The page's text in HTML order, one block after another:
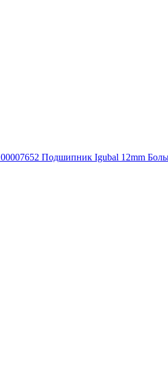
00007652 Подшипник Igubal 12mm